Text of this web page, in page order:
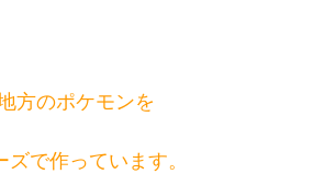
方のポケモンを
で作っています。